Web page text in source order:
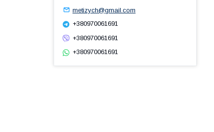
metizych@gmail.com
+380970061691
+380970061691
+380970061691